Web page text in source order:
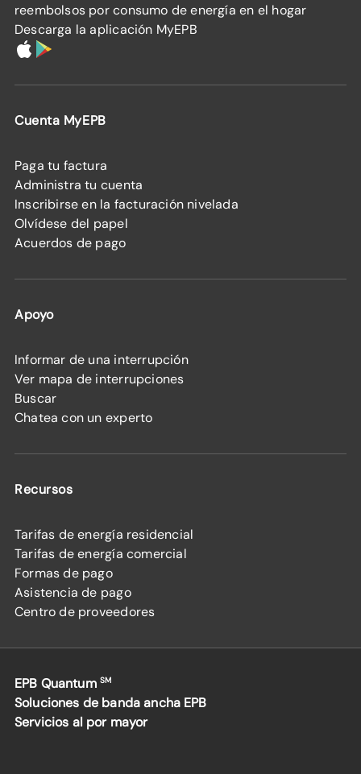
reembolsos por consumo de energía en el hogar
Descarga la aplicación MyEPB
Cuenta MyEPB
Paga tu factura
Administra tu cuenta
Inscribirse en la facturación nivelada
Olvídese del papel
Acuerdos de pago
Apoyo
Informar de una interrupción
Ver mapa de interrupciones
Buscar
Chatea con un experto
Recursos
Tarifas de energía residencial
Tarifas de energía comercial
Formas de pago
Asistencia de pago
Centro de proveedores
EPB Quantum SM
Soluciones de banda ancha EPB
Servicios al por mayor